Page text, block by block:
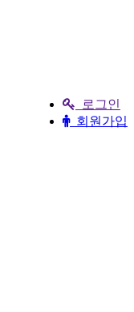
로그인
회원가입